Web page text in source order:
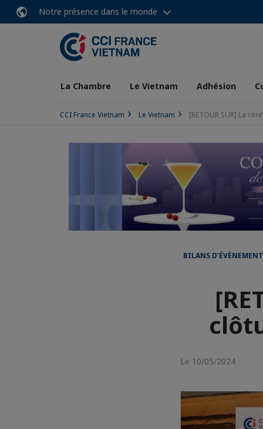
Notre présence dans le monde
La Chambre Le Vietnam Adhésion
CCI France Vietnam Le Vietnam [RETOUR SUR] La
BILANS D’ÉVÈNEMENT
Le 10/05/2024